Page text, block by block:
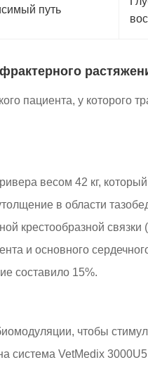
путь
пациента, у которого
весом 42 кг,
в области
крестообразной
и основного
составило 15%.
чтобы
система VetMedix